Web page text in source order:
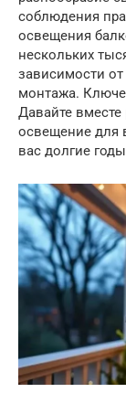
соблюдения
освещения
нескольких
зависимости
монтажа.
Давайте вместе
освещение для
вас долгие